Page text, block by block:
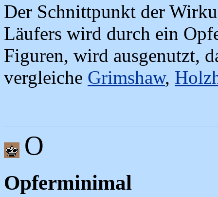
Der Schnittpunkt der
Läufers wird durch ein
Figuren, wird ausgenutzt,
vergleiche Grimshaw,
O
Opferminimal